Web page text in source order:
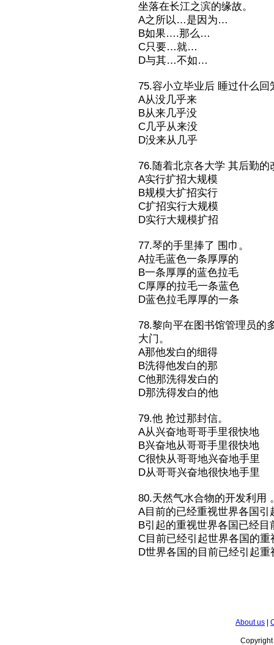
坐落在长江之滨的缘故。
A之所以…是因为…
B如果….那么…
C只要…就…
D与其…不如…
75.容小立毕业后 睡过什么回
A从没几乎来
B从来几乎没
C几乎从来没
D没来从几乎
76.随着北京各大学 其后勤的
A实行扩招大规模
B规模大扩招实行
C扩招实行大规模
D实行大规模扩招
77.琴的手里捧了 围巾。
A拉毛蓝色一条厚厚的
B一条厚厚的蓝色拉毛
C厚厚的拉毛一条蓝色
D蓝色拉毛厚厚的一条
78.黎向平在图书馆管理员的
大门。
A那他发白的细得
B洗得他发白的那
C他那洗得发白的
D那洗得发白的他
79.他 抢过那封信。
A从兴奋地哥哥手里很快地
B兴奋地从哥哥手里很快地
C很快从哥哥地兴奋地手里
D从哥哥兴奋地很快地手里
80.天然气水合物的开发利用
A目前的已经重视世界各国引
B引起的重视世界各国已经目
C目前已经引起世界各国的重
D世界各国的目前已经引起重
About us